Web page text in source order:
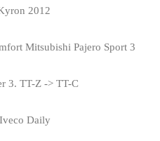
2012
Mitsubishi Pajero Sport 3
3. TT-Z -> TT-C
Daily